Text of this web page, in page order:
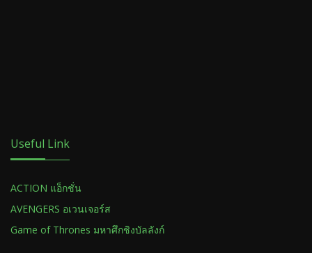
Useful Link
ACTION แอ็กชั่น
AVENGERS อเวนเจอร์ส
Game of Thrones มหาศึกชิงบัลลังก์